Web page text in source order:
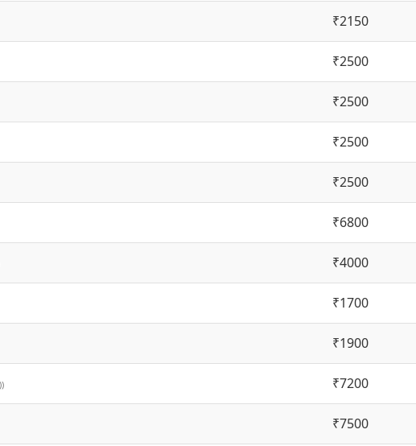
₹2150
₹2500
₹2500
₹2500
₹2500
₹6800
₹4000
₹1700
₹1900
₹7200
₹7500